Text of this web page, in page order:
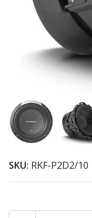
SKU: RKF-P2D2/10